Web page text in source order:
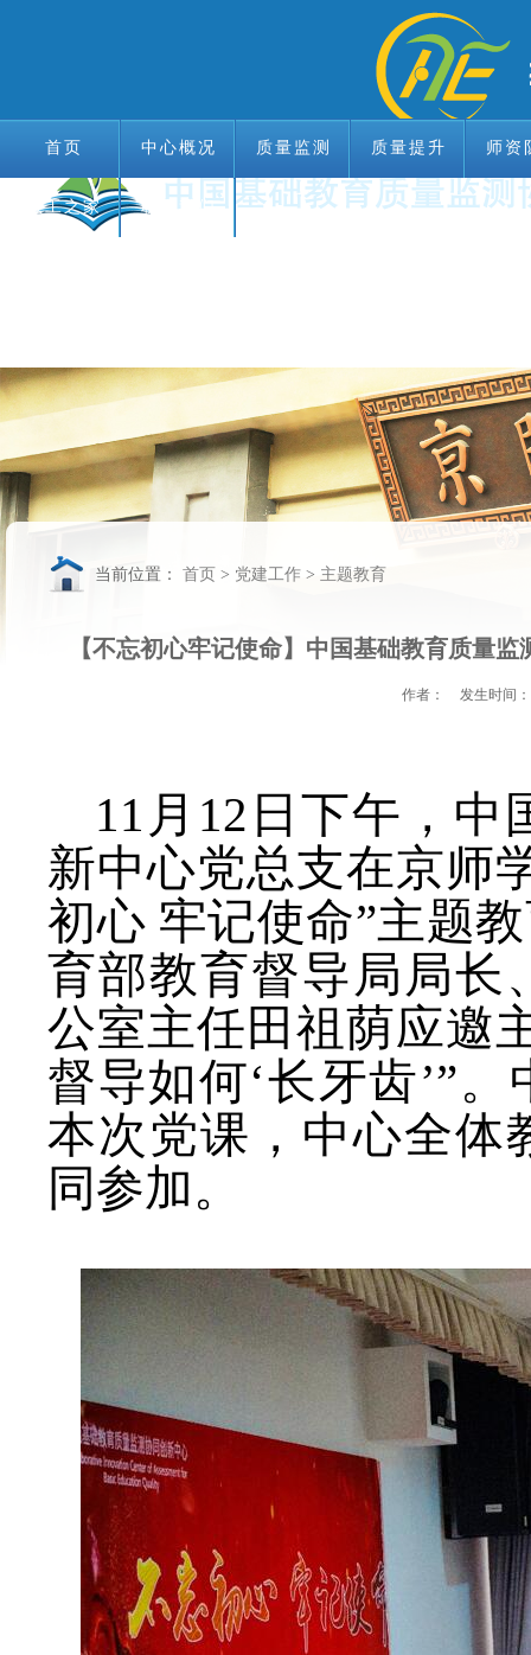
首页 中心概况 质量监测 质量提升
质量提升
师资
师资
教工之家
教工之家
联系我们
联系我们
当前位置：首页
【不忘初心牢记使命】中国基础教育质量
11月 12 日下午，中
新中心党总支在京师
初心 牢记使命”主题
育部教育督导局局
公室主任田祖荫应邀
督导如何 ‘长牙齿’”。
本次党课，中心全体
同参加。